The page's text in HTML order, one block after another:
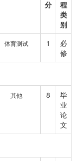
分
程
类
别
体育测试 1
必
修
其他 8
毕
业
论
文